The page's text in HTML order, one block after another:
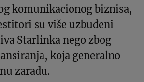
komunikacionog biznisa,
su više uzbuđeni
Starlinka nego zbog
koja generalno
zaradu.